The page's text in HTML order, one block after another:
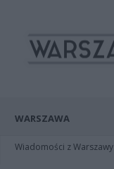
WARSZAWA
Wiadomości z Warszawy